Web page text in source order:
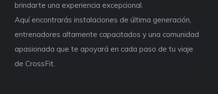
brindarte una experiencia excepcional.
Aquí encontrarás instalaciones de última generación,
entrenadores altamente capacitados y una comunidad
apasionada que te apoyará en cada paso de tu viaje
de CrossFit.